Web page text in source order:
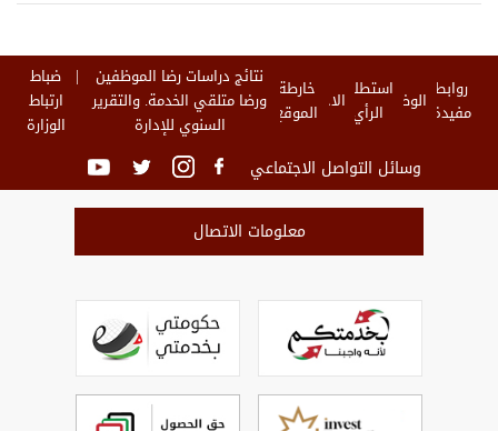
روابط
مفيدة الوظائفاستطلاع
الرأي الاخبارخارطة
الموقع
نتائج دراسات رضا الموظفين
ورضا متلقي الخدمة. والتقرير
السنوي للإدارة
ضباط
ارتباط
الوزارة
وسائل التواصل الاجتماعي
معلومات الاتصال